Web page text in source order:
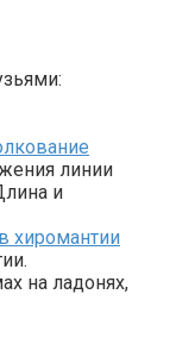
линии
и
хиромантии
на ладонях,